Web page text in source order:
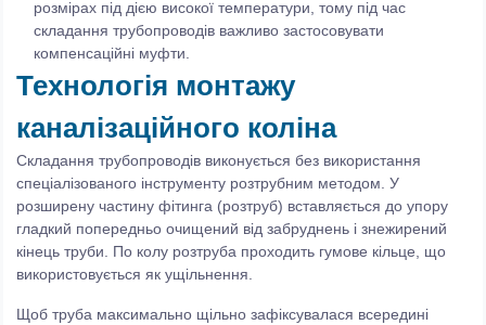
розмірах під дією високої температури, тому під час
складання трубопроводів важливо застосовувати
компенсаційні муфти.
Технологія монтажу
каналізаційного коліна
Складання трубопроводів виконується без використання
спеціалізованого інструменту розтрубним методом. У
розширену частину фітинга (розтруб) вставляється до упору
гладкий попередньо очищений від забруднень і знежирений
кінець труби. По колу розтруба проходить гумове кільце, що
використовується як ущільнення.
Щоб труба максимально щільно зафіксувалася всередині